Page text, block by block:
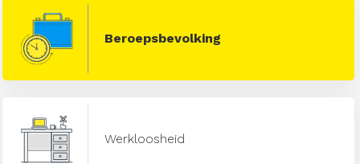
Beroepsbevolking
Werkloosheid